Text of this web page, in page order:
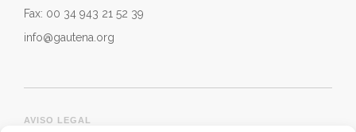
Fax: 00 34 943 21 52 39
info@gautena.org
AVISO LEGAL